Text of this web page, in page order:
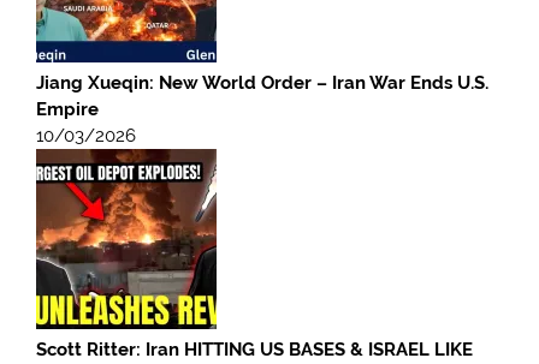
Jiang Xueqin: New World Order – Iran War Ends U.S.
Empire
10/03/2026
Scott Ritter: Iran HITTING US BASES & ISRAEL LIKE